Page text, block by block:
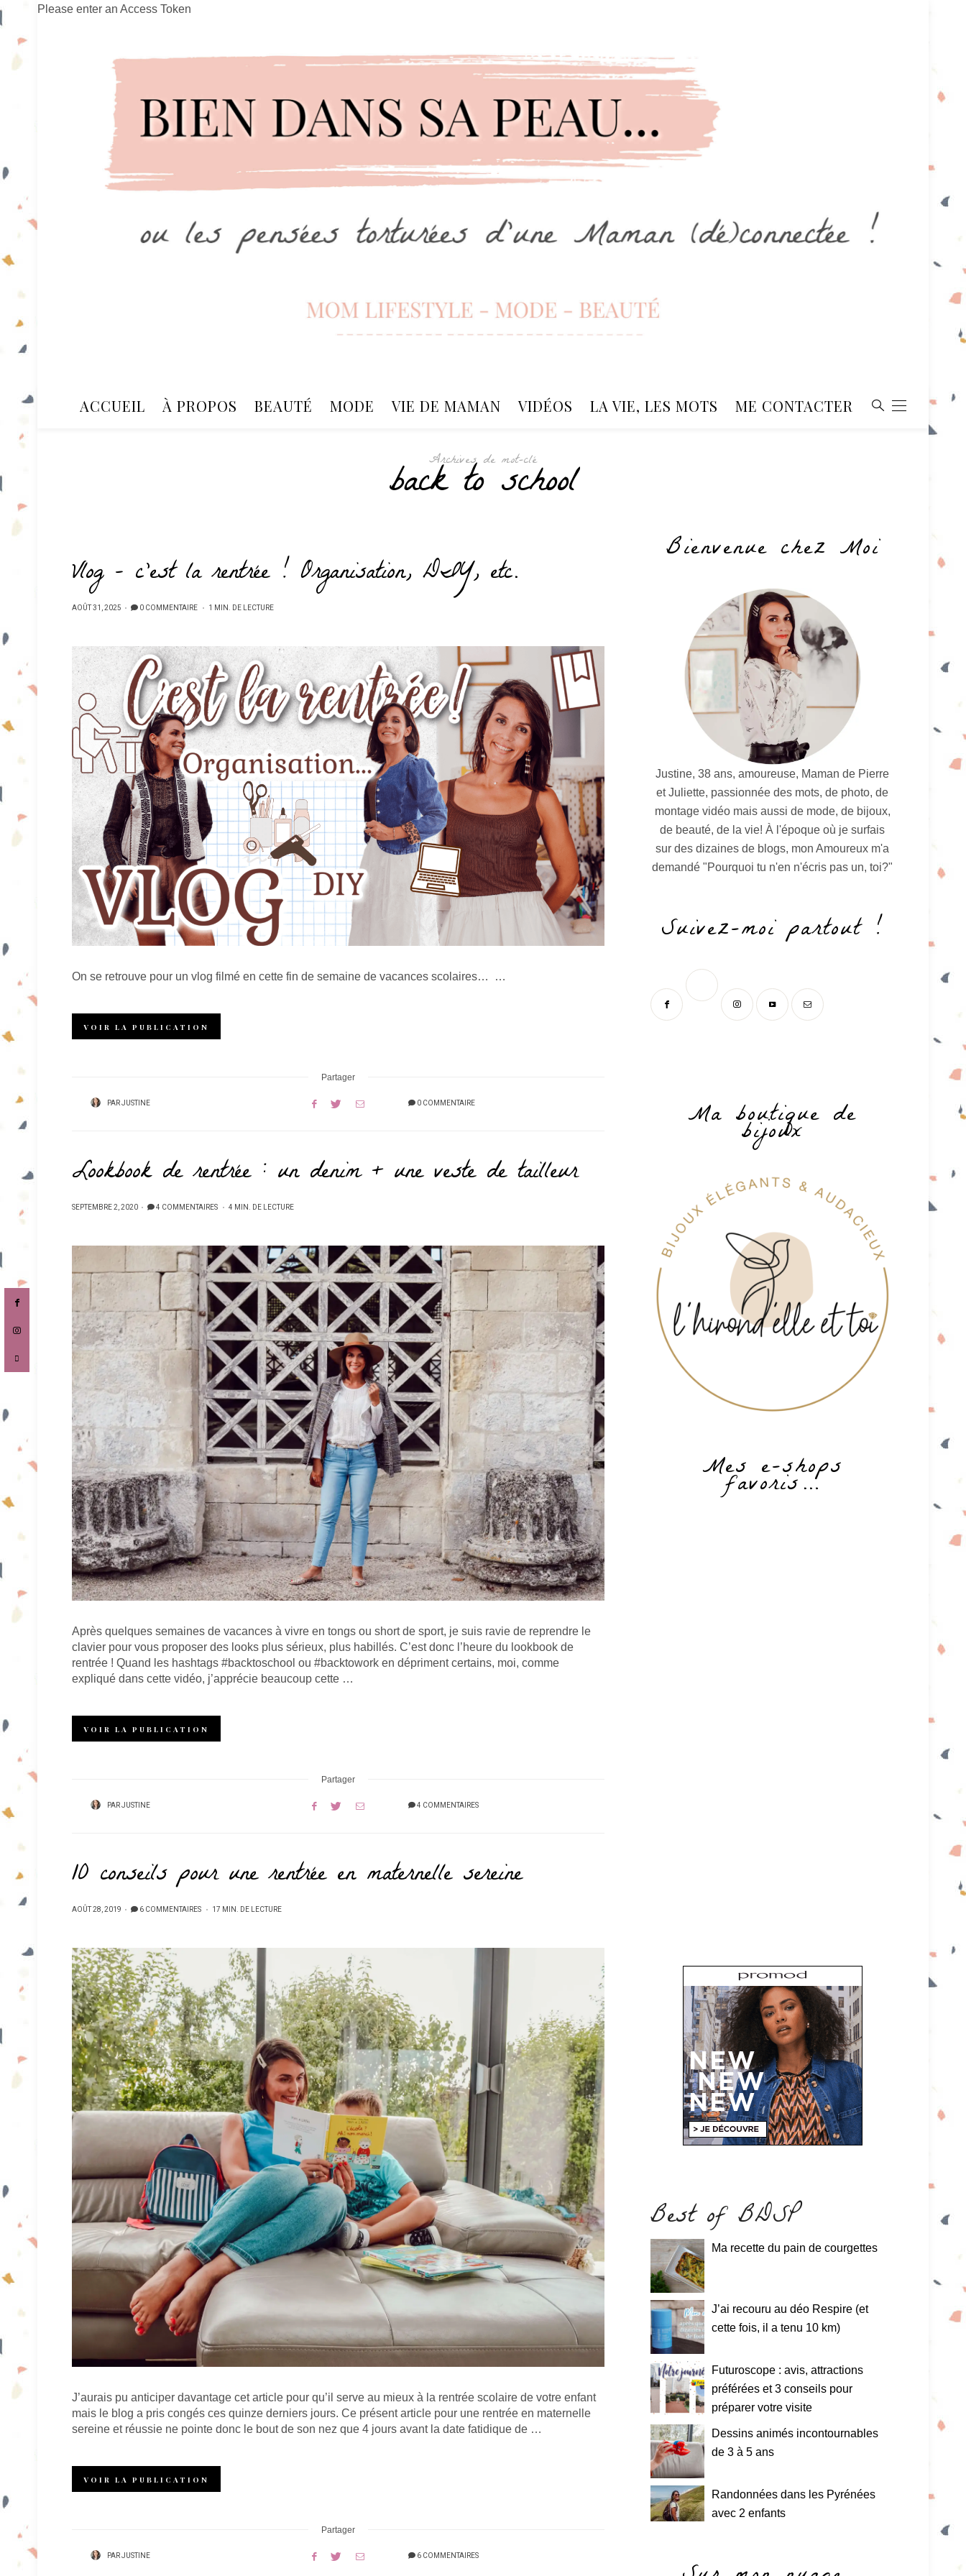
Please enter an Access Token
ACCUEIL À PROPOS BEAUTÉ MODE VIE DE MAMAN VIDÉOS LA VIE, LES MOTS ME CONTACTER
Archives de mot-clé
back to school
Vlog – c’est la rentrée ! Organisation, DIY, etc.
PUBLIÉ
AOÛT 31, 2025 0 COMMENTAIRE 1 MIN. DE LECTURE
On se retrouve pour un vlog filmé en cette fin de semaine de vacances scolaires… …
VOIR LA PUBLICATION
Partager
PARJUSTINE 0 COMMENTAIRE
Lookbook de rentrée : un denim + une veste de tailleur
PUBLIÉ
SEPTEMBRE 2, 2020 4 COMMENTAIRES 4 MIN. DE LECTURE
Après quelques semaines de vacances à vivre en tongs ou short de sport, je suis ravie de reprendre le
clavier pour vous proposer des looks plus sérieux, plus habillés. C’est donc l’heure du lookbook de
rentrée ! Quand les hashtags #backtoschool ou #backtowork en dépriment certains, moi, comme
expliqué dans cette vidéo, j’apprécie beaucoup cette …
VOIR LA PUBLICATION
Partager
PARJUSTINE 4 COMMENTAIRES
10 conseils pour une rentrée en maternelle sereine
PUBLIÉ
AOÛT 28, 2019 6 COMMENTAIRES 17 MIN. DE LECTURE
J’aurais pu anticiper davantage cet article pour qu’il serve au mieux à la rentrée scolaire de votre enfant
mais le blog a pris congés ces quinze derniers jours. Ce présent article pour une rentrée en maternelle
sereine et réussie ne pointe donc le bout de son nez que 4 jours avant la date fatidique de …
VOIR LA PUBLICATION
Partager
PARJUSTINE 6 COMMENTAIRES
Bienvenue chez Moi
Justine, 38 ans, amoureuse, Maman de Pierre
et Juliette, passionnée des mots, de photo, de
montage vidéo mais aussi de mode, de bijoux,
de beauté, de la vie! À l'époque où je surfais
sur des dizaines de blogs, mon Amoureux m'a
demandé "Pourquoi tu n'en n'écris pas un, toi?"
Suivez-moi partout !
Ma boutique de
bijoux
Mes e-shops
favoris…
Best of BDSP
Ma recette du pain de courgettes
J’ai recouru au déo Respire (et
cette fois, il a tenu 10 km)
Futuroscope : avis, attractions
préférées et 3 conseils pour
préparer votre visite
Dessins animés incontournables
de 3 à 5 ans
Randonnées dans les Pyrénées
avec 2 enfants